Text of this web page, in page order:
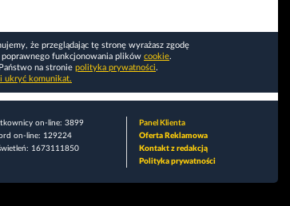
że przeglądając tę stronę wyrażasz zgodę
funkcjonowania plików cookie.
na stronie polityka prywatności.
ukryć komunikat.
on-line: 3899
on-line: 129224
1673111850
Panel Klienta
Oferta Reklamowa
Kontakt z redakcją
Polityka prywatności